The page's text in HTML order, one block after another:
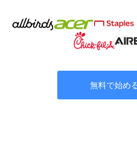
無料で始め